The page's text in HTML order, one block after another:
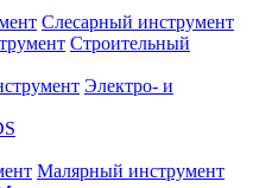
Слесарный инструмент
Строительный
Электро- и
Малярный инструмент